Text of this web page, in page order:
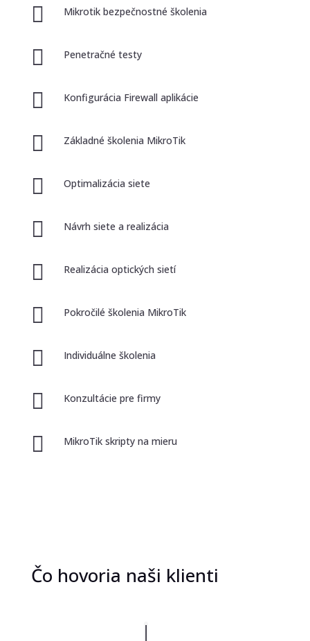
 Mikrotik bezpečnostné školenia
 Penetračné testy
 Konfigurácia Firewall aplikácie
 Základné školenia MikroTik
 Optimalizácia siete
 Návrh siete a realizácia
 Realizácia optických sietí
 Pokročilé školenia MikroTik
 Individuálne školenia
 Konzultácie pre firmy
 MikroTik skripty na mieru
Čo hovoria naši klienti